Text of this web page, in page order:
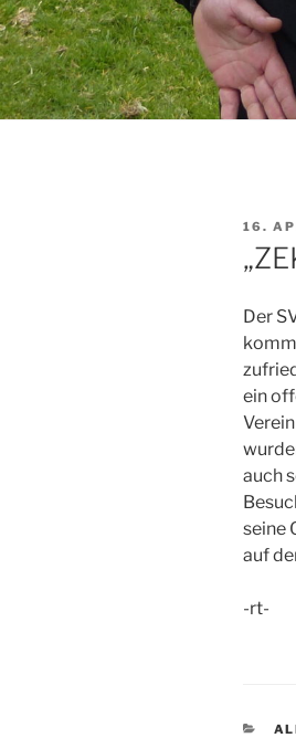
AM
16.
Der
ein
auch
seine
auf
-rt-